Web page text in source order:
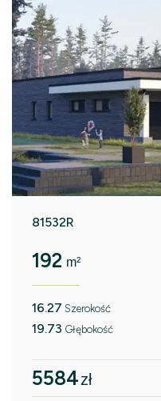
81532R
192 m²
16.27 Szerokość
19.73 Głębokość
5584zł